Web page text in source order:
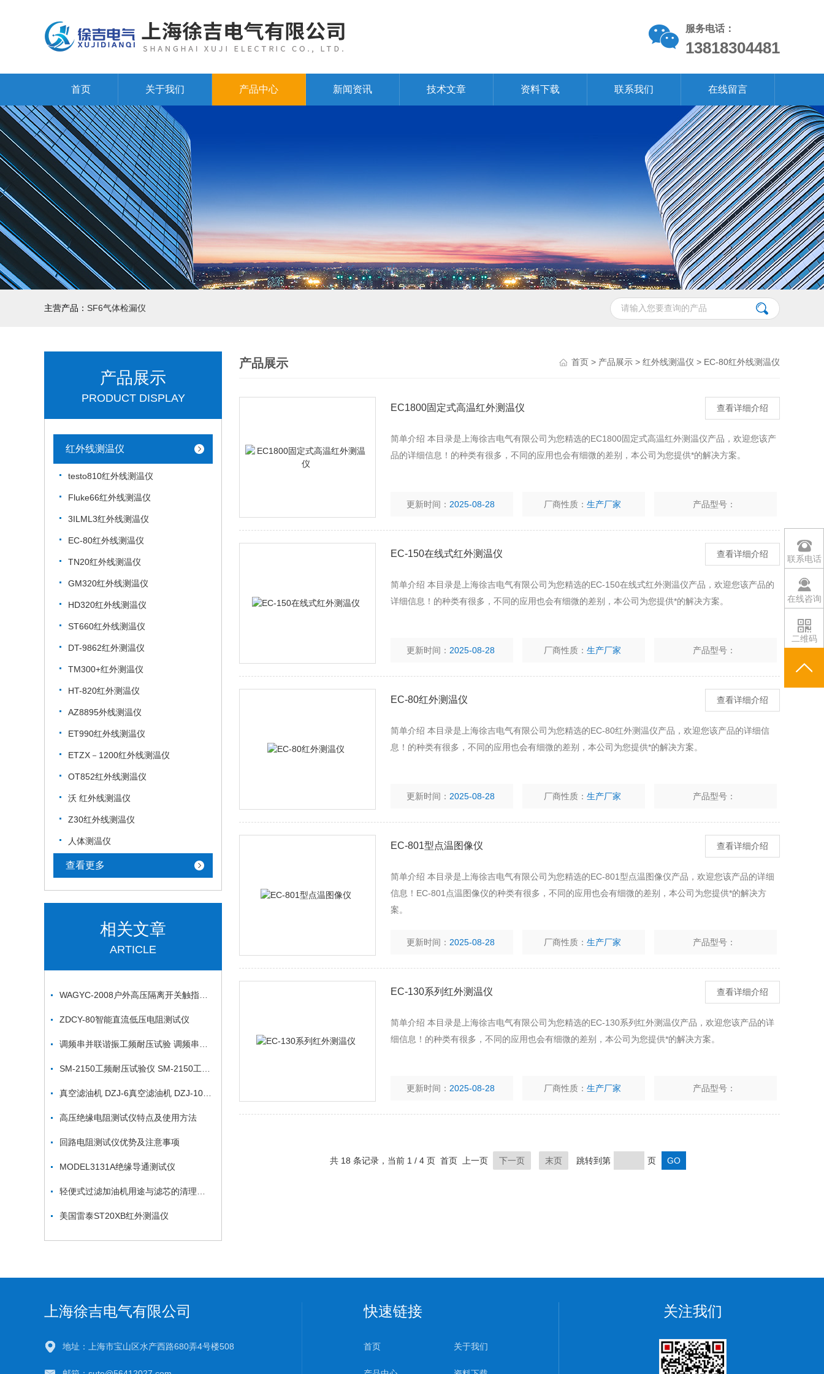
服务电话：
13818304481
首页 关于我们 产品中心 新闻资讯 技术文章 资料下载 联系我们 在线留言
主营产品： SF6气体检漏仪
产品展示
PRODUCT DISPLAY
红外线测温仪
testo810红外线测温仪
Fluke66红外线测温仪
3ILML3红外线测温仪
EC-80红外线测温仪
TN20红外线测温仪
GM320红外线测温仪
HD320红外线测温仪
ST660红外线测温仪
DT-9862红外测温仪
TM300+红外测温仪
HT-820红外测温仪
AZ8895外线测温仪
ET990红外线测温仪
ETZX－1200红外线测温仪
OT852红外线测温仪
沃 红外线测温仪
Z30红外线测温仪
人体测温仪
查看更多
相关文章
ARTICLE
ZDCY-80智能直流低压电阻测试仪
高压绝缘电阻测试仪特点及使用方法
回路电阻测试仪优势及注意事项
MODEL3131A绝缘导通测试仪
美国雷泰ST20XB红外测温仪
产品展示 首页 > 产品展示 > 红外线测温仪 > EC-80红外线测温仪
EC1800固定式高温红外测温仪 查看详细介绍
简单介绍 本目录是上海徐吉电气有限公司为您精选的EC1800固定式高温红外测温仪产品，欢迎您该产
品的详细信息！的种类有很多，不同的应用也会有细微的差别，本公司为您提供*的解决方案。
更新时间： 2025-08-28 厂商性质：生产厂家 产品型号：
EC-150在线式红外测温仪 查看详细介绍
简单介绍 本目录是上海徐吉电气有限公司为您精选的EC-150在线式红外测温仪产品，欢迎您该产品的
详细信息！的种类有很多，不同的应用也会有细微的差别，本公司为您提供*的解决方案。
更新时间： 2025-08-28 厂商性质：生产厂家 产品型号：
EC-80红外测温仪 查看详细介绍
简单介绍 本目录是上海徐吉电气有限公司为您精选的EC-80红外测温仪产品，欢迎您该产品的详细信
息！的种类有很多，不同的应用也会有细微的差别，本公司为您提供*的解决方案。
更新时间： 2025-08-28 厂商性质：生产厂家 产品型号：
EC-801型点温图像仪 查看详细介绍
简单介绍 本目录是上海徐吉电气有限公司为您精选的EC-801型点温图像仪产品，欢迎您该产品的详细
信息！EC-801点温图像仪的种类有很多，不同的应用也会有细微的差别，本公司为您提供*的解决方
案。
更新时间： 2025-08-28 厂商性质：生产厂家 产品型号：
EC-130系列红外测温仪 查看详细介绍
简单介绍 本目录是上海徐吉电气有限公司为您精选的EC-130系列红外测温仪产品，欢迎您该产品的详
细信息！的种类有很多，不同的应用也会有细微的差别，本公司为您提供*的解决方案。
更新时间： 2025-08-28 厂商性质：生产厂家 产品型号：
共 18 条记录，当前 1 / 4 页 首页 上一页 下一页 末页 跳转到第 页
上海徐吉电气有限公司
地址：上海市宝山区水产西路680弄4号楼508
快速链接
首页 关于我们
关注我们
联系电话
在线咨询
二维码